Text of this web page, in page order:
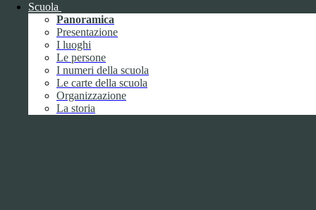
Scuola
Panoramica
Presentazione
I luoghi
Le persone
I numeri della scuola
Le carte della scuola
Organizzazione
La storia
2020
Gennaio
Febbraio